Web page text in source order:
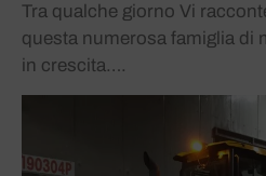
Tra qualche giorno Vi
questa numerosa famiglia di
in crescita….